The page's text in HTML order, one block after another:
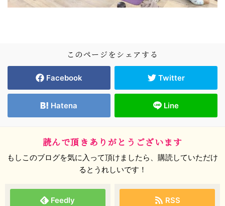
このページをシェアする
Facebook Twitter
Hatena Line
読んで頂きありがとうございます
もしこのブログを気に入って頂けましたら、購読していただけ
るとうれしいです！
Feedly RSS